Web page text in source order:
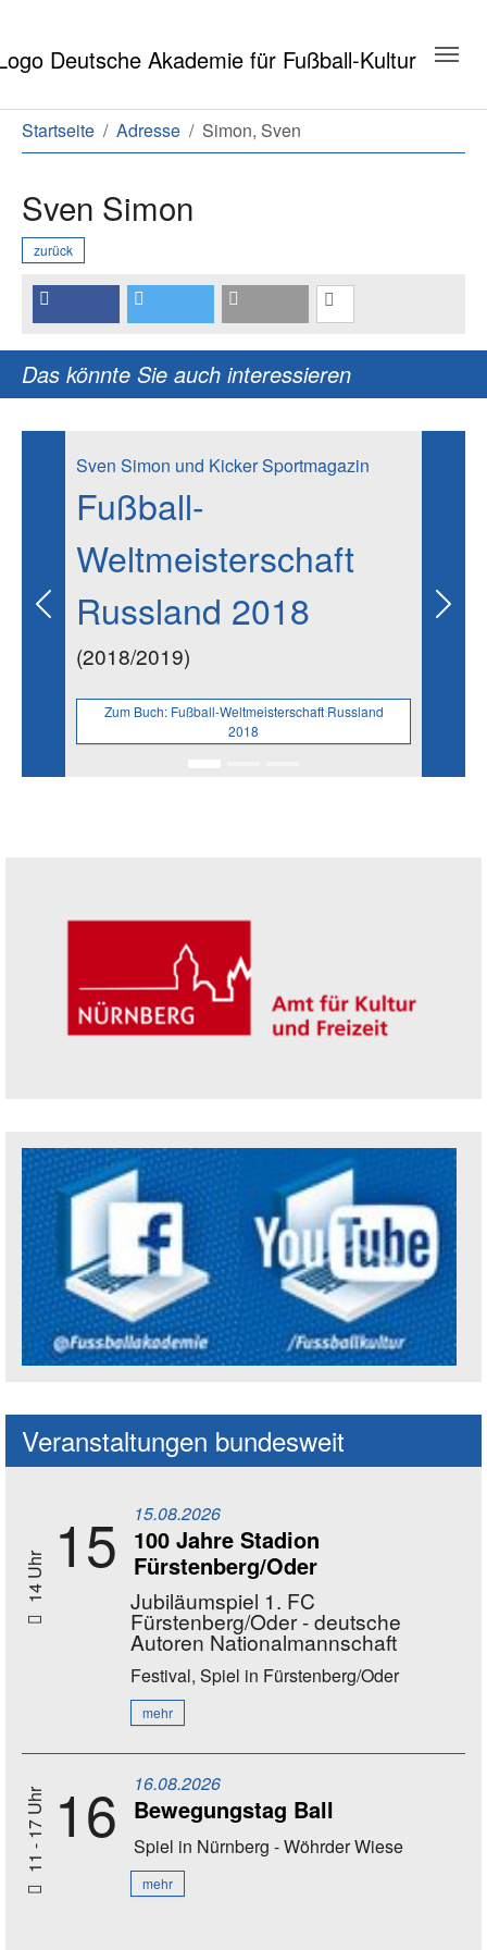
Sie sind hier:
Startseite Adresse Simon, Sven
Sven Simon
zurück
Das könnte Sie auch interessieren
Sven Simon und Kicker Sportmagazin
Fußball-
Weltmeisterschaft
Russland 2018
(2018/2019)
Zum Buch: Fußball-Weltmeisterschaft Russland
2018
Previous Next
Veranstaltungen bundesweit
14 Uhr 15 15.08.2026
100 Jahre Stadion
Fürstenberg/Oder
Jubiläumspiel 1. FC
Fürstenberg/Oder - deutsche
Autoren Nationalmannschaft
Festival, Spiel in Fürstenberg/Oder
mehr
11 - 17 Uhr 16 16.08.2026
Bewegungstag Ball
Spiel in Nürnberg - Wöhrder Wiese
mehr